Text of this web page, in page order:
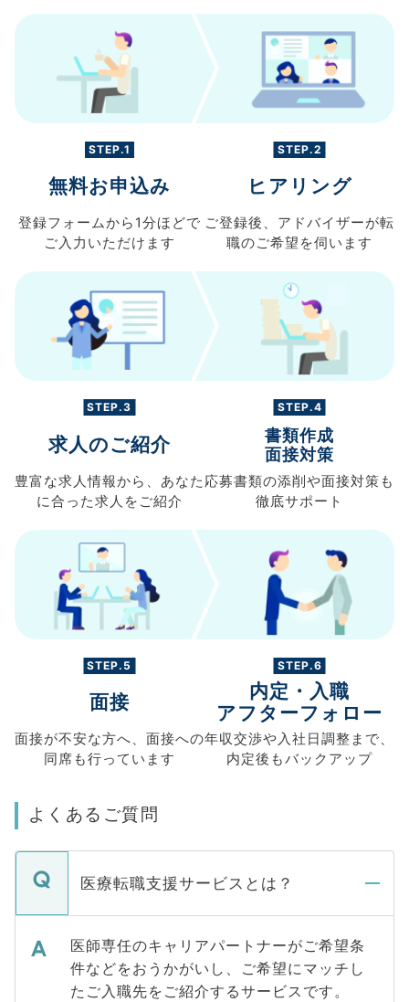
STEP.1
無料お申込み
登録フォームから 1分ほどで
ご入力 いただけます
STEP.2
ヒアリング
ご登録後、 アドバイザーが転
職のご希望を伺います
STEP.3
求人のご紹介
豊富な求人情報から、 あなた
に合った求人を ご紹介
STEP.4
書類作成
面接対策
応募書類の添削や面接対策も
徹底サポート
STEP.5
面接
面接が不安な方へ、 面接への
同席も行っています
STEP.6
内定・入職
アフターフォロー
年収交渉や入社日調整まで、
内定後もバックアップ
よくあるご質問
医療転職支援サービスとは？
医師専任のキャリアパートナーがご希望条
件などをおうかがいし、ご希望にマッチし
たご入職先をご紹介するサービスです。